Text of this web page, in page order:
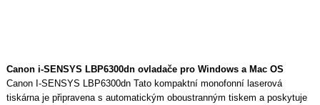
Canon i-SENSYS LBP6300dn ovladače pro Windows a Mac OS
Canon I-SENSYS LBP6300dn Tato kompaktní monofonní laserová
tiskárna je připravena s automatickým oboustranným tiskem a poskytuje